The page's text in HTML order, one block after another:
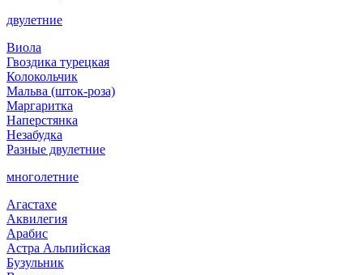
двулетние
Виола
Гвоздика турецкая
Колокольчик
Мальва (шток-роза)
Маргаритка
Наперстянка
Незабудка
Разные двулетние
многолетние
Агастахе
Аквилегия
Арабис
Астра Альпийская
Бузульник